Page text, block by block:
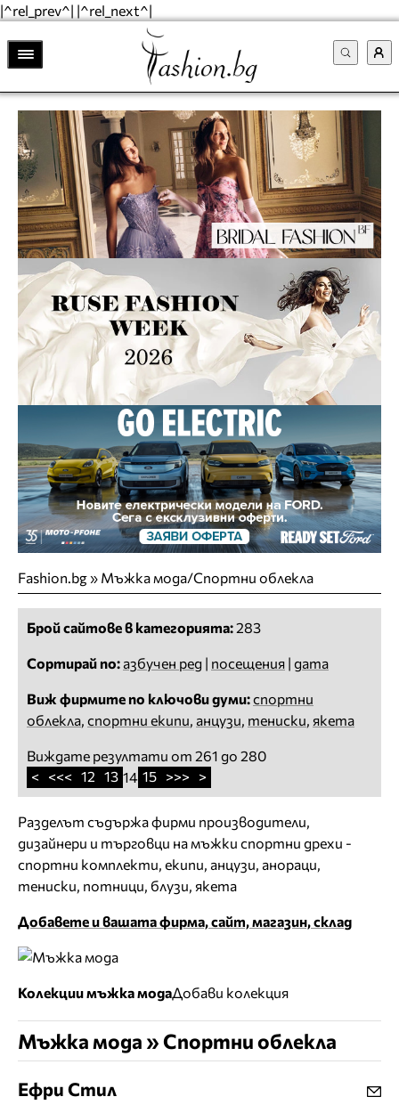
|^rel_prev^| |^rel_next^|
Fashion.bg» Мъжка мода/Спортни облекла
Брой сайтове в категорията:283
Сортирай по: азбучен ред | посещения | дата
Виж фирмите по ключови думи:спортни
облекла, спортни екипи, анцузи, тениски, якета
Виждате резултати от 261 до 280
< <<< 12 13 14 15 >>> >
Разделът съдържа фирми производители,
дизайнери и търговци на мъжки спортни дрехи -
спортни комплекти, екипи, анцузи, анораци,
тениски, потници, блузи, якета
Добавете и вашата фирма, сайт, магазин, склад
Колекции мъжка модаДобави колекция
Мъжка мода » Спортни облекла
Ефри Стил